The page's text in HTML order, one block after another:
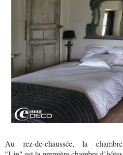
Au rez-de-chaussée, la chambre